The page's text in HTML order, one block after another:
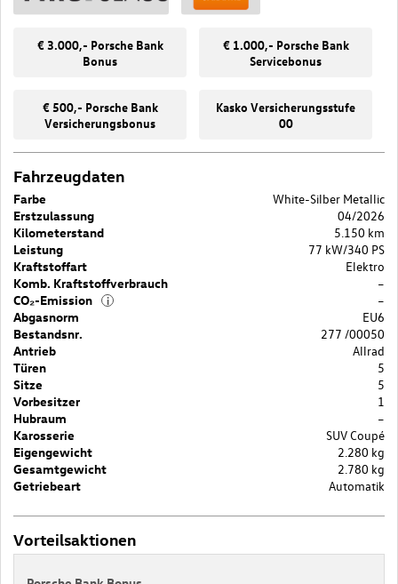
€ 3.000,- Porsche Bank
Bonus
€ 1.000,- Porsche Bank
Servicebonus
€ 500,- Porsche Bank
Versicherungsbonus
Kasko Versicherungsstufe
00
Fahrzeugdaten
Farbe
White-Silber Metallic
Erstzulassung
04/2026
Kilometerstand
5.150 km
Leistung
77 kW/340 PS
Kraftstoffart
Elektro
Komb. Kraftstoffverbrauch
–
CO₂-Emission
i
–
Abgasnorm
EU6
Bestandsnr.
277 /00050
Antrieb
Allrad
Türen
5
Sitze
5
Vorbesitzer
1
Hubraum
–
Karosserie
SUV Coupé
Eigengewicht
2.280 kg
Gesamtgewicht
2.780 kg
Getriebeart
Automatik
Vorteilsaktionen